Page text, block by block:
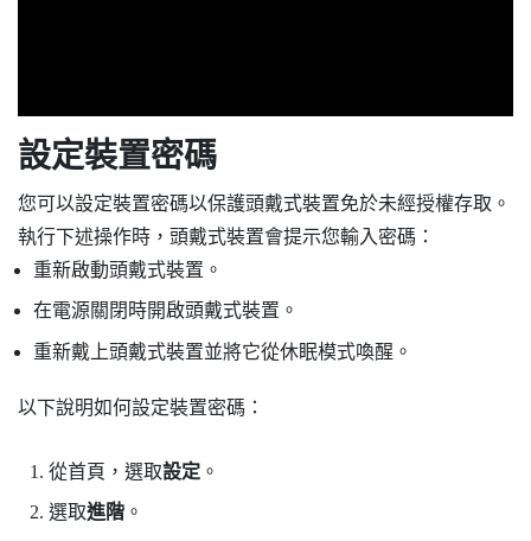
設定裝置密碼
您可以設定裝置密碼以保護頭戴式裝置免於未經授權存取。
執行下述操作時，頭戴式裝置會提示您輸入密碼：
重新啟動頭戴式裝置。
在電源關閉時開啟頭戴式裝置。
重新戴上頭戴式裝置並將它從休眠模式喚醒。
以下說明如何設定裝置密碼：
從首頁 ，選取設定。
選取進階。